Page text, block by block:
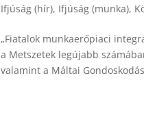
Ifjúság (hír), Ifjúság (munka),
„Fiatalok munkaerőpiaci
a Metszetek legújabb
valamint a Máltai